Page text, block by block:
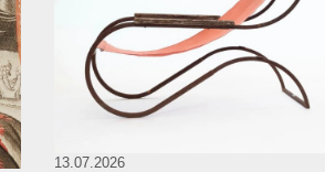
13.07.2026